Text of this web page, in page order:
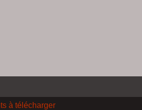
à télécharger